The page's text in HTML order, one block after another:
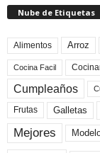
Nube de Etiquetas
Alimentos Arroz
Cocina Facil
Cumpleaños
Frutas Galletas
Mejores